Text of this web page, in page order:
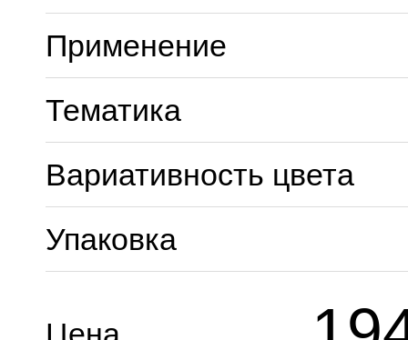
Применение
Тематика
Вариативность цвета
Упаковка